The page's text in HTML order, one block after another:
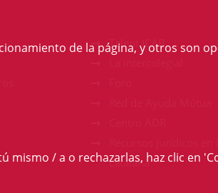
Talent ICAB
catalana
de la página, y otros son
mismo / a o rechazarlas, haz clic en